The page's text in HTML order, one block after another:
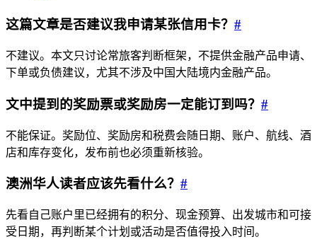
这篇文章是否建议我申请某张信用卡？ #
不建议。本文只讨论常旅客判断框架，不提供金融产品申请、
下单或负债建议，尤其不涉及中国大陆境内金融产品。
文中提到的奖励票或奖励房一定能订到吗？ #
不能保证。奖励位、奖励房和税费会随日期、账户、航线、酒
店和库存变化，发布前也必须重新核验。
澳洲华人读者应该先看什么？ #
先看自己账户里已经拥有的积分、现金预算、出发城市和可接
受日期，再判断某个计划或活动是否值得投入时间。